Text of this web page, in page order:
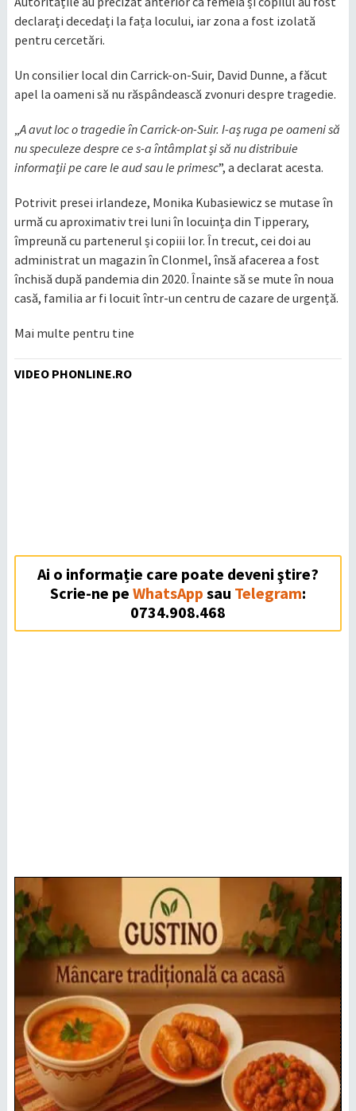
declarați decedați la fața locului, iar zona a fost izolată
pentru cercetări.
Un consilier local din Carrick-on-Suir, David Dunne, a făcut
apel la oameni să nu răspândească zvonuri despre tragedie.
A avut loc o tragedie în Carrick-on-Suir. I-aș ruga pe oameni să
nu speculeze despre ce s-a întâmplat și să nu distribuie
informații pe care le aud sau le primesc”, a declarat acesta.
Potrivit presei irlandeze, Monika Kubasiewicz se mutase în
urmă cu aproximativ trei luni în locuința din Tipperary,
împreună cu partenerul și copiii lor. În trecut, cei doi au
administrat un magazin în Clonmel, însă afacerea a fost
închisă după pandemia din 2020. Înainte să se mute în noua
casă, familia ar fi locuit într-un centru de cazare de urgență.
Mai multe pentru tine
VIDEO PHONLINE.RO
Ai o informație care poate deveni ştire?
Scrie-ne pe WhatsApp sau Telegram:
0734.908.468